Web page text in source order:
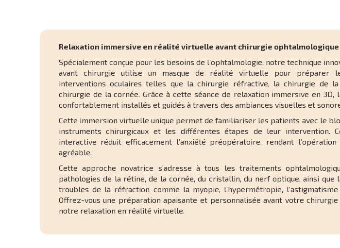
Relaxation immersive en réalité virtuelle avant chirurgie ophtalmologique
Spécialement conçue pour les besoins de l’ophtalmologie, notre technique
avant chirurgie utilise un masque de réalité virtuelle pour préparer
interventions oculaires telles que la chirurgie réfractive, la chirurgie de
chirurgie de la cornée. Grâce à cette séance de relaxation immersive en 3D,
confortablement installés et guidés à travers des ambiances visuelles et
Cette immersion virtuelle unique permet de familiariser les patients avec le
instruments chirurgicaux et les différentes étapes de leur intervention.
interactive réduit efficacement l’anxiété préopératoire, rendant
agréable.
Cette approche novatrice s’adresse à tous les traitements
pathologies de la rétine, de la cornée, du cristallin, du nerf optique, ainsi que
troubles de la réfraction comme la myopie, l’hypermétropie,
Offrez-vous une préparation apaisante et personnalisée avant votre
notre relaxation en réalité virtuelle.